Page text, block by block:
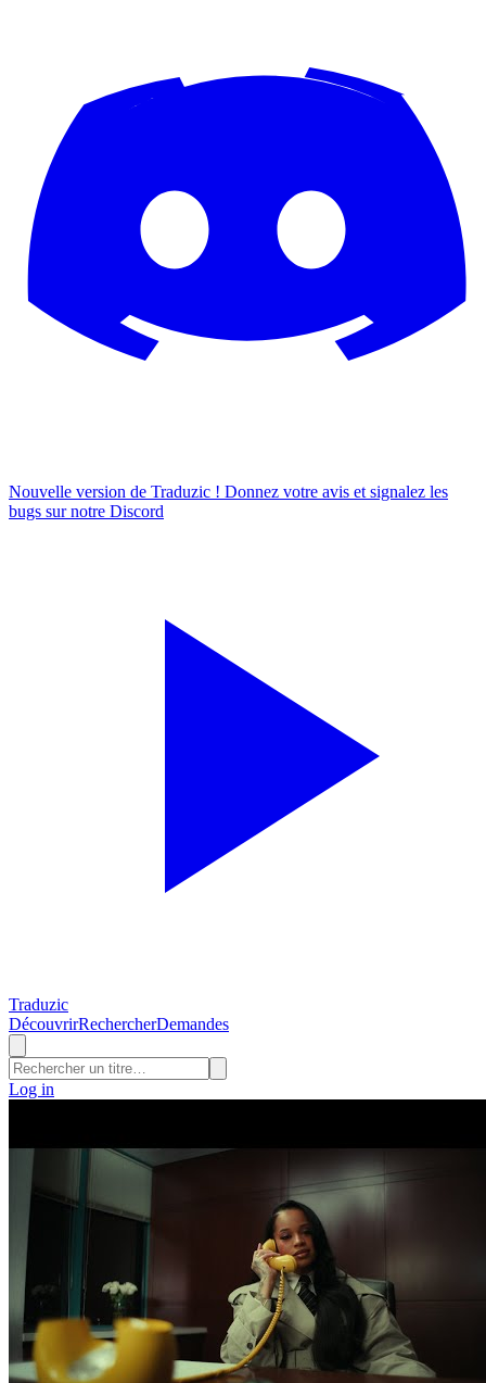
Nouvelle version de Traduzic ! Donnez votre avis et signalez les
bugs sur notre Discord
Traduzic
DécouvrirRechercherDemandes
Log in